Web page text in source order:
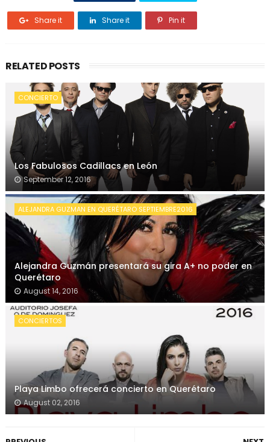
Share it Share it Pin it
RELATED POSTS
CONCIERTO
Los Fabulosos Cadillacs en León
September 12, 2016
ALEJANDRA GUZMAN EN QUERÉTARO SEPTIEMBRE2016
Alejandra Guzmán presentará su gira A+ no poder en
Querétaro
August 14, 2016
CONCIERTOS
Playa Limbo ofrecerá concierto en Querétaro
August 02, 2016